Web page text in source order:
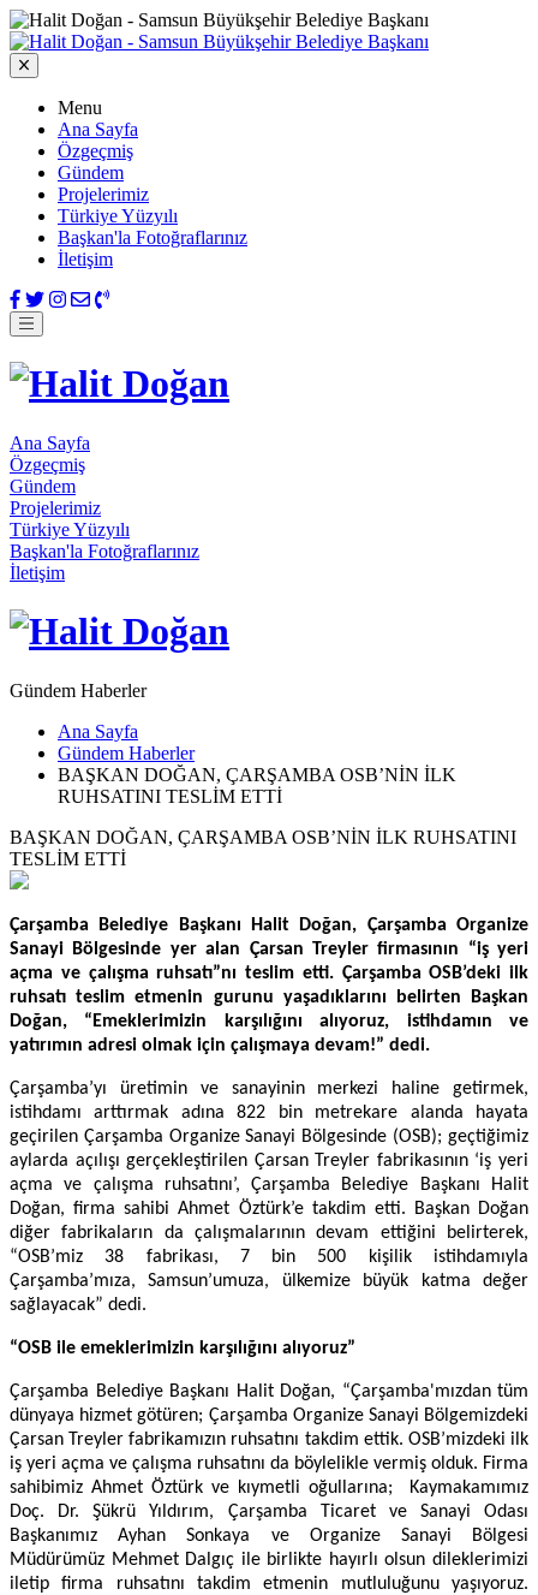
Menu
Ana Sayfa
Özgeçmiş
Gündem
Projelerimiz
Türkiye Yüzyılı
Başkan'la Fotoğraflarınız
İletişim
Ana Sayfa
Özgeçmiş
Gündem
Projelerimiz
Türkiye Yüzyılı
Başkan'la Fotoğraflarınız
İletişim
Gündem Haberler
Ana Sayfa
Gündem Haberler
BAŞKAN DOĞAN, ÇARŞAMBA OSB’NİN İLK
RUHSATINI TESLİM ETTİ
BAŞKAN DOĞAN, ÇARŞAMBA OSB’NİN İLK RUHSATINI
TESLİM ETTİ
Çarşamba Belediye Başkanı Halit Doğan, Çarşamba Organize
Sanayi Bölgesinde yer alan Çarsan Treyler firmasının “iş yeri
açma ve çalışma ruhsatı”nı teslim etti. Çarşamba OSB’deki ilk
ruhsatı teslim etmenin gurunu yaşadıklarını belirten Başkan
Doğan, “Emeklerimizin karşılığını alıyoruz, istihdamın ve
yatırımın adresi olmak için çalışmaya devam!” dedi.
Çarşamba’yı üretimin ve sanayinin merkezi haline getirmek,
istihdamı arttırmak adına 822 bin metrekare alanda hayata
geçirilen Çarşamba Organize Sanayi Bölgesinde (OSB); geçtiğimiz
aylarda açılışı gerçekleştirilen Çarsan Treyler fabrikasının ‘iş yeri
açma ve çalışma ruhsatını’, Çarşamba Belediye Başkanı Halit
Doğan, firma sahibi Ahmet Öztürk’e takdim etti. Başkan Doğan
diğer fabrikaların da çalışmalarının devam ettiğini belirterek,
“OSB’miz 38 fabrikası, 7 bin 500 kişilik istihdamıyla
Çarşamba’mıza, Samsun’umuza, ülkemize büyük katma değer
sağlayacak” dedi.
“OSB ile emeklerimizin karşılığını alıyoruz”
Çarşamba Belediye Başkanı Halit Doğan, “Çarşamba'mızdan tüm
dünyaya hizmet götüren; Çarşamba Organize Sanayi Bölgemizdeki
Çarsan Treyler fabrikamızın ruhsatını takdim ettik. OSB’mizdeki ilk
iş yeri açma ve çalışma ruhsatını da böylelikle vermiş olduk. Firma
sahibimiz Ahmet Öztürk ve kıymetli oğullarına; Kaymakamımız
Doç. Dr. Şükrü Yıldırım, Çarşamba Ticaret ve Sanayi Odası
Başkanımız Ayhan Sonkaya ve Organize Sanayi Bölgesi
Müdürümüz Mehmet Dalgıç ile birlikte hayırlı olsun dileklerimizi
iletip firma ruhsatını takdim etmenin mutluluğunu yaşıyoruz.